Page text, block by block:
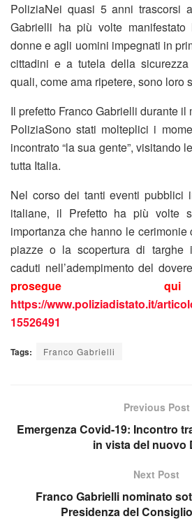
PoliziaNei quasi 5 anni trascorsi
Gabrielli ha più volte
donne e agli uomini impegnati in
cittadini e a tutela della
quali, come ama ripetere, sono loro
Il prefetto Franco Gabrielli durante
PoliziaSono stati molteplici i
incontrato “la sua gente”, visitando
tutta Italia.
Nel corso dei tanti eventi pubblici
italiane, il Prefetto ha più volte
importanza che hanno le
piazze o la scopertura di targhe
caduti nell’adempimento del
prosegue
https://www.poliziadistato.it/
15526491
Tags: Franco Gabrielli
Previous Post
Emergenza Covid-19: Incontro
in vista del nuovo
Next Post
Franco Gabrielli nominato
Presidenza del